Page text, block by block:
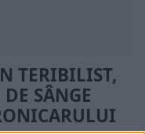
TERIBILIST,
SÂNGE